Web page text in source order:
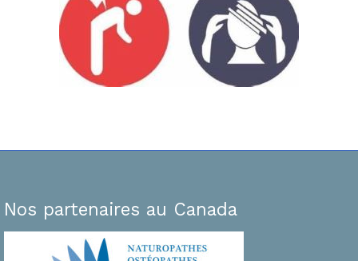
Nos partenaires au Canada